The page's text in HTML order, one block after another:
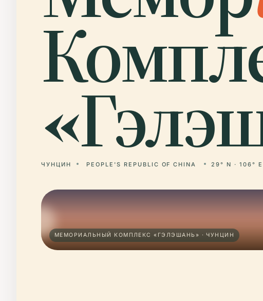
ЧУНЦИН PEOPLE'S REPUBLIC OF CHINA 29° N · 106° E
МЕМОРИАЛЬНЫЙ КОМПЛЕКС «ГЭЛЭШАНЬ» · ЧУНЦИН